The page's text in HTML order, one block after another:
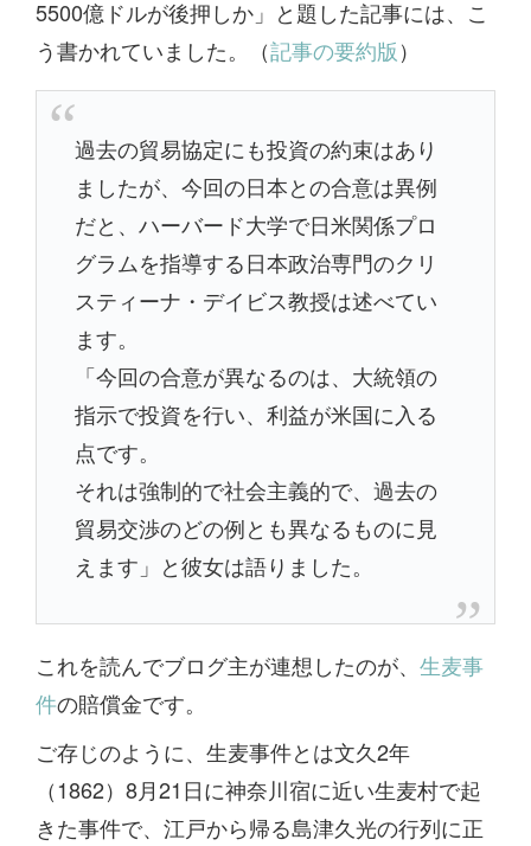
5500億ドルが後押しか」と題した記事には、こ
う書かれていました。（記事の要約版）
過去の貿易協定にも投資の約束はあり
ましたが、今回の日本との合意は異例
だと、ハーバード大学で日米関係プロ
グラムを指導する日本政治専門のクリ
スティーナ・デイビス教授は述べてい
ます。
「今回の合意が異なるのは、大統領の
指示で投資を行い、利益が米国に入る
点です。
それは強制的で社会主義的で、過去の
貿易交渉のどの例とも異なるものに見
えます」と彼女は語りました。
これを読んでブログ主が連想したのが、 生麦事
件の賠償金です。
ご存じのように、生麦事件とは文久2年
（1862）8月21日に神奈川宿に近い生麦村で起
きた事件で、江戸から帰る島津久光の行列に正